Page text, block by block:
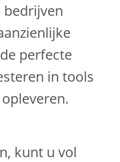
bedrijven
perfecte
in tools
kunt u vol